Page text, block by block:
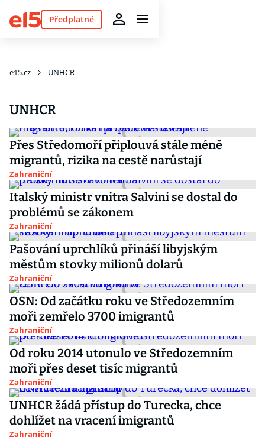
Předplatné
e15.cz UNHCR
UNHCR
Přes Středomoří připlouvá stále méně
migrantů, rizika na cestě narůstají
Zahraniční
Italský ministr vnitra Salvini se dostal do
problémů se zákonem
Zahraniční
Pašování uprchlíků přináší libyjským
městům stovky milionů dolarů
Zahraniční
OSN: Od začátku roku ve Středozemním
moři zemřelo 3700 imigrantů
Zahraniční
Od roku 2014 utonulo ve Středozemním
moři přes deset tisíc migrantů
Zahraniční
UNHCR žádá přístup do Turecka, chce
dohlížet na vracení imigrantů
Zahraniční